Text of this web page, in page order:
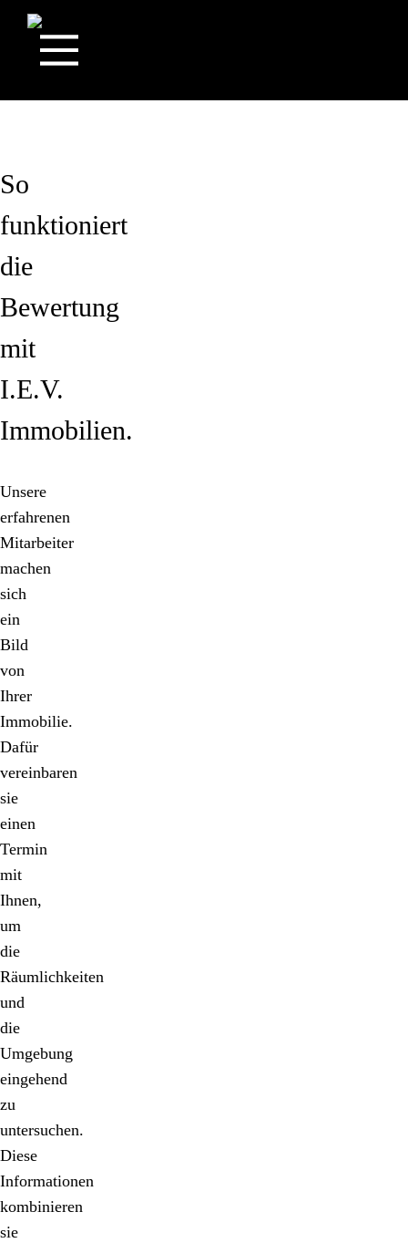
So
funktioniert
die
Bewertung
mit
I.E.V.
Immobilien.
Unsere
erfahrenen
Mitarbeiter
machen
sich
ein
Bild
von
Ihrer
Immobilie.
Dafür
vereinbaren
sie
einen
Termin
mit
Ihnen,
um
die
Räumlichkeiten
und
die
Umgebung
eingehend
zu
untersuchen.
Diese
Informationen
kombinieren
sie